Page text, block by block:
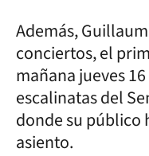
Además,
conciertos, el
mañana jueves
escalinatas del
donde su público
asiento.